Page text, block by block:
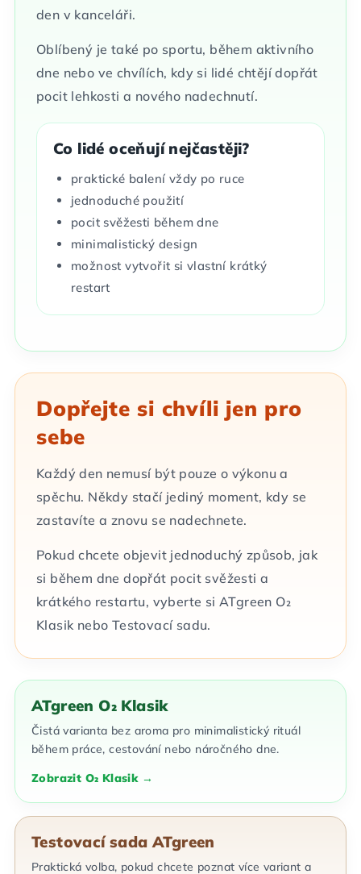
den v kanceláři.
Oblíbený je také po sportu, během aktivního
dne nebo ve chvílích, kdy si lidé chtějí dopřát
pocit lehkosti a nového nadechnutí.
Co lidé oceňují nejčastěji?
praktické balení vždy po ruce
jednoduché použití
pocit svěžesti během dne
minimalistický design
možnost vytvořit si vlastní krátký
restart
Dopřejte si chvíli jen pro
sebe
Každý den nemusí být pouze o výkonu a
spěchu. Někdy stačí jediný moment, kdy se
zastavíte a znovu se nadechnete.
Pokud chcete objevit jednoduchý způsob, jak
si během dne dopřát pocit svěžesti a
krátkého restartu, vyberte si ATgreen O₂
Klasik nebo Testovací sadu.
ATgreen O₂ Klasik
Čistá varianta bez aroma pro minimalistický rituál
během práce, cestování nebo náročného dne.
Zobrazit O₂ Klasik →
Testovací sada ATgreen
Praktická volba, pokud chcete poznat více variant a